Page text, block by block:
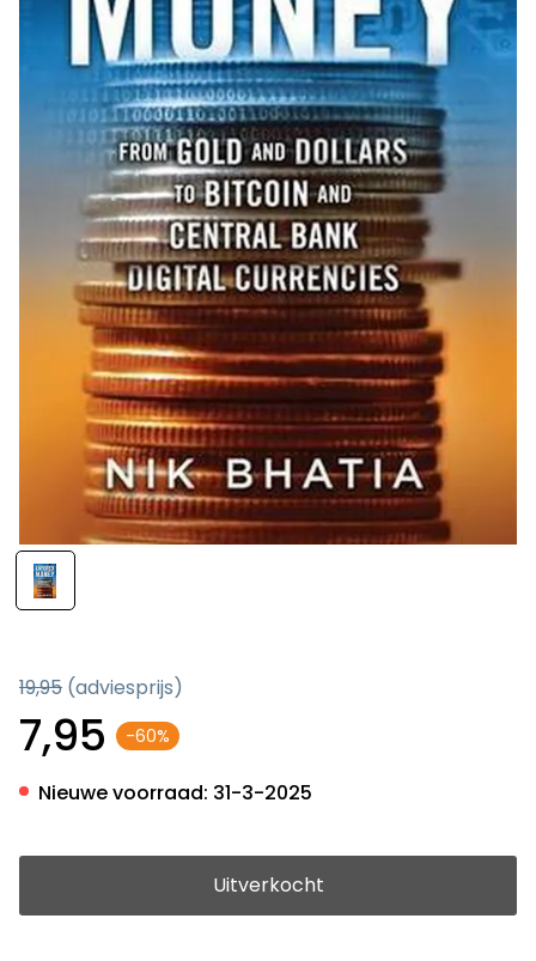
19,95 (adviesprijs)
7,95 -60%
Nieuwe voorraad: 31-3-2025
Uitverkocht